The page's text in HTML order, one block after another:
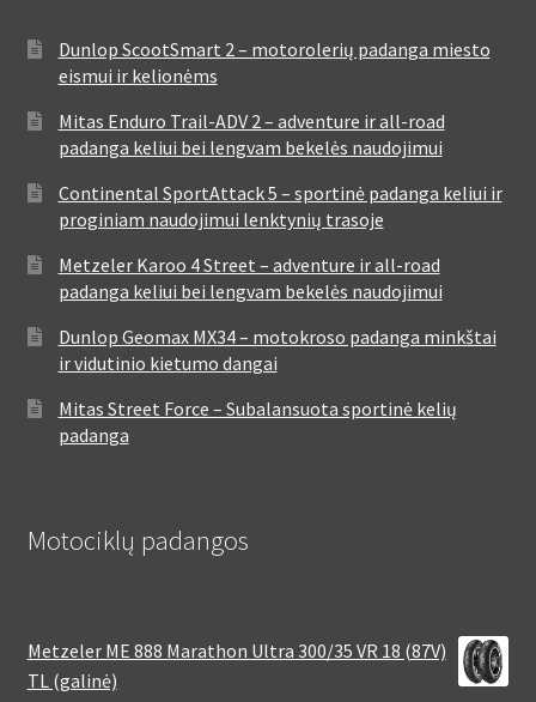
Dunlop ScootSmart 2 – motorolerių padanga miesto
eismui ir kelionėms
Mitas Enduro Trail-ADV 2 – adventure ir all-road
padanga keliui bei lengvam bekelės naudojimui
Continental SportAttack 5 – sportinė padanga keliui ir
proginiam naudojimui lenktynių trasoje
Metzeler Karoo 4 Street – adventure ir all-road
padanga keliui bei lengvam bekelės naudojimui
Dunlop Geomax MX34 – motokroso padanga minkštai
ir vidutinio kietumo dangai
Mitas Street Force – Subalansuota sportinė kelių
padanga
Motociklų padangos
Metzeler ME 888 Marathon Ultra 300/35 VR 18 (87V)
TL (galinė)